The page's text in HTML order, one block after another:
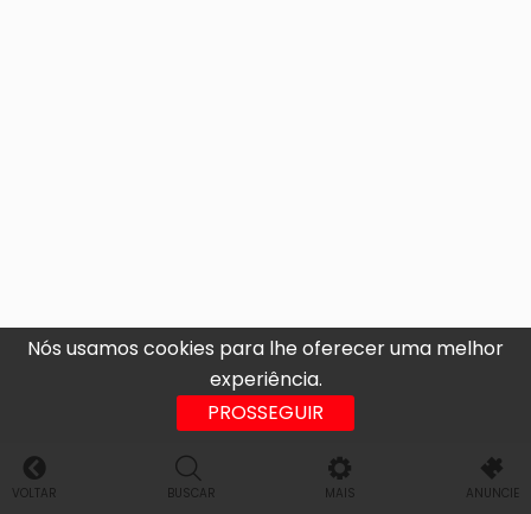
Nós usamos cookies para lhe oferecer uma melhor
experiência.
PROSSEGUIR
VOLTAR BUSCAR MAIS ANUNCIE